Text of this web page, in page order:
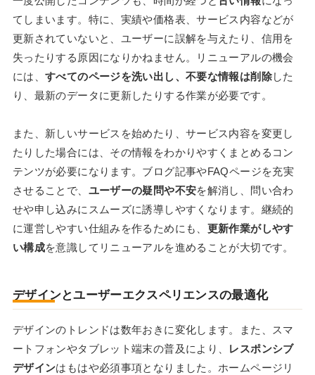
てしまいます。特に、実績や価格表、サービス内容などが
更新されていないと、ユーザーに誤解を与えたり、信用を
失ったりする原因になりかねません。リニューアルの機会
には、すべてのページを洗い出し、不要な情報は削除した
り、最新のデータに更新したりする作業が必要です。
また、新しいサービスを始めたり、サービス内容を変更し
たりした場合には、その情報をわかりやすくまとめるコン
テンツが必要になります。ブログ記事やFAQページを充実
させることで、 ユーザーの疑問や不安を解消し、問い合わ
せや申し込みにスムーズに誘導しやすくなります。継続的
に運営しやすい仕組みを作るためにも、 更新作業がしやす
い構成を意識してリニューアルを進めることが大切です。
デザインとユーザーエクスペリエンスの最適化
デザインのトレンドは数年おきに変化します。また、スマ
ートフォンやタブレット端末の普及により、 レスポンシブ
デザインはもはや必須事項となりました。ホームページリ